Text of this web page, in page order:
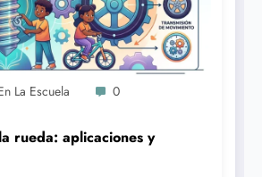
La Escuela 0
rueda: aplicaciones y